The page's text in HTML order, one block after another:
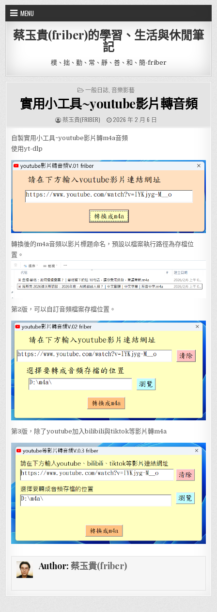
Skip to content
MENU
蔡玉貴(friber)的學習、生活與休閒筆
記
樸、拙、勤、常、靜、善、和、簡-friber
POSTED IN
一般日誌 音樂影藝
實用小工具~youtube影片轉音頻
AUTHOR:
蔡玉貴(FRIBER) PUBLISHED DATE:
2026 年 2 月 6 日
自製實用小工具~youtube影片轉m4a音頻
使用yt-dlp
轉換後的m4a音頻以影片標題命名，預設以檔案執行路徑為存檔位
置。
第2版，可以自訂音頻檔案存檔位置。
第3版，除了youtube加入bilibili與tiktok等影片轉m4a
Author: 蔡玉貴(friber)